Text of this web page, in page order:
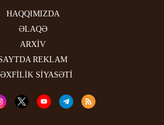
HAQQIMIZDA
ƏLAQƏ
ARXİV
REKLAM
SİYASƏTİ